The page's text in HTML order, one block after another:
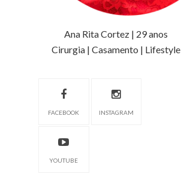
Ana Rita Cortez | 29 anos
Cirurgia | Casamento | Lifestyle
FACEBOOK INSTAGRAM
YOUTUBE